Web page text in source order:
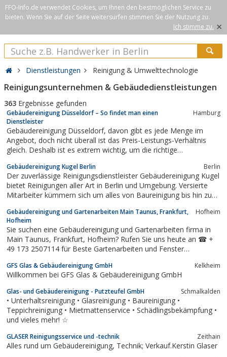
FFO-Info.de verwendet Cookies, um Ihnen den bestmöglichen Service zu
bieten. Wenn Sie auf der Seite weitersurfen stimmen Sie der Nutzung zu.
Ich stimme zu. ×
Dienstleistungen Reinigung & Umwelttechnologie
Reinigungsunternehmen & Gebäudedienstleistungen
363 Ergebnisse gefunden
Gebäudereinigung Düsseldorf – So findet man einen
Dienstleister
Hamburg
Gebäudereinigung Düsseldorf, davon gibt es jede Menge im
Angebot, doch nicht überall ist das Preis-Leistungs-Verhältnis
gleich. Deshalb ist es extrem wichtig, um die richtige
und zwingend Vergleiche macht und zum anderen ist es zu
empfehlen, dass man sich von...
Gebäudereinigung Kugel Berlin Berlin
Der zuverlässige Reinigungsdienstleister Gebäudereinigung Kugel
bietet Reinigungen aller Art in Berlin und Umgebung. Versierte
Mitarbeiter kümmern sich um alles von Baureinigung bis hin zu
hinterlässt Ihr Reinigungsobjekt sauber, ordentlich und gepflegt.
Eine Umgebung zum...
Gebäudereinigung und Gartenarbeiten Main Taunus, Frankfurt,
Hofheim
Hofheim
Sie suchen eine Gebäudereinigung und Gartenarbeiten firma in
Main Taunus, Frankfurt, Hofheim? Rufen Sie uns heute an ☎ +
49 173 2507114 für Beste Gartenarbeiten und Fenster
GFS Glas & Gebäudereinigung GmbH Kelkheim
Willkommen bei GFS Glas & Gebäudereinigung GmbH
Glas- und Gebäudereinigung - Putzteufel GmbH Schmalkalden
• Unterhaltsreinigung • Glasreinigung • Baureinigung •
Teppichreinigung • Mietmattenservice • Schädlingsbekämpfung •
und vieles mehr! ☆
GLASER Reinigungsservice und -technik Zeithain
Alles rund um Gebäudereinigung, Technik; Verkauf.Kerstin Glaser